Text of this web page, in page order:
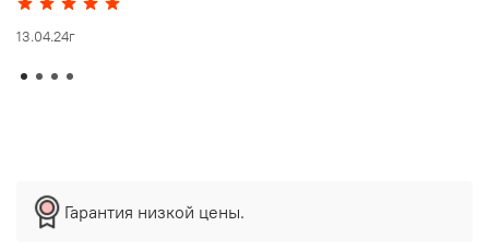
13.04.24г
Гарантия низкой цены.